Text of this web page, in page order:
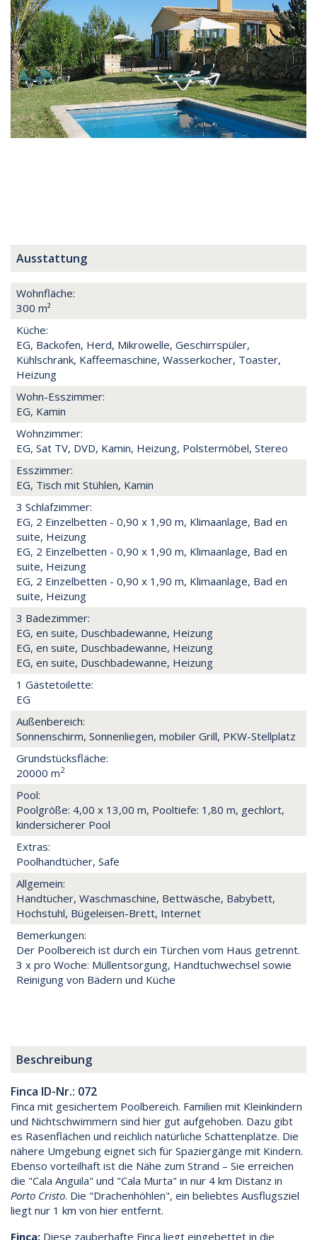
Ausstattung
Wohnfläche:
300 m²
Küche:
EG, Backofen, Herd, Mikrowelle, Geschirrspüler,
Kühlschrank, Kaffeemaschine, Wasserkocher, Toaster,
Heizung
Wohn-Esszimmer:
EG, Kamin
Wohnzimmer:
EG, Sat TV, DVD, Kamin, Heizung, Polstermöbel, Stereo
Esszimmer:
EG, Tisch mit Stühlen, Kamin
3 Schlafzimmer:
EG, 2 Einzelbetten - 0,90 x 1,90 m, Klimaanlage, Bad en
suite, Heizung
EG, 2 Einzelbetten - 0,90 x 1,90 m, Klimaanlage, Bad en
suite, Heizung
EG, 2 Einzelbetten - 0,90 x 1,90 m, Klimaanlage, Bad en
suite, Heizung
3 Badezimmer:
EG, en suite, Duschbadewanne, Heizung
EG, en suite, Duschbadewanne, Heizung
EG, en suite, Duschbadewanne, Heizung
1 Gästetoilette:
EG
Außenbereich:
Sonnenschirm, Sonnenliegen, mobiler Grill, PKW-Stellplatz
Grundstücksfläche:
20000 m2
Pool:
Poolgröße: 4,00 x 13,00 m, Pooltiefe: 1,80 m, gechlort,
kindersicherer Pool
Extras:
Poolhandtücher, Safe
Allgemein:
Handtücher, Waschmaschine, Bettwäsche, Babybett,
Hochstuhl, Bügeleisen-Brett, Internet
Bemerkungen:
Der Poolbereich ist durch ein Türchen vom Haus getrennt.
3 x pro Woche: Müllentsorgung, Handtuchwechsel sowie
Reinigung von Bädern und Küche
Beschreibung
Finca ID-Nr.: 072
Finca mit gesichertem Poolbereich. Familien mit Kleinkindern
und Nichtschwimmern sind hier gut aufgehoben. Dazu gibt
es Rasenflächen und reichlich natürliche Schattenplätze. Die
nähere Umgebung eignet sich für Spaziergänge mit Kindern.
Ebenso vorteilhaft ist die Nähe zum Strand – Sie erreichen
die "Cala Anguila" und "Cala Murta" in nur 4 km Distanz in
Porto Cristo. Die "Drachenhöhlen", ein beliebtes Ausflugsziel
liegt nur 1 km von hier entfernt.
Finca: Diese zauberhafte Finca liegt eingebettet in die